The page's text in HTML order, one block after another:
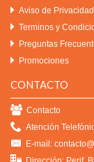
Aviso de Privacidad
Terminos y
Preguntas
Promociones
CONTACTO
Contacto
Atención
E-mail: